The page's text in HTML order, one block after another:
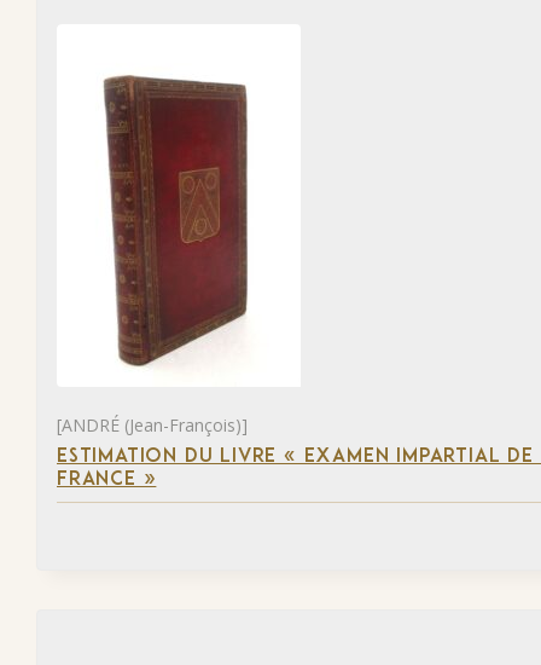
[ANDRÉ (Jean-François)]
ESTIMATION DU LIVRE « EXAMEN IMPARTIAL
FRANCE »